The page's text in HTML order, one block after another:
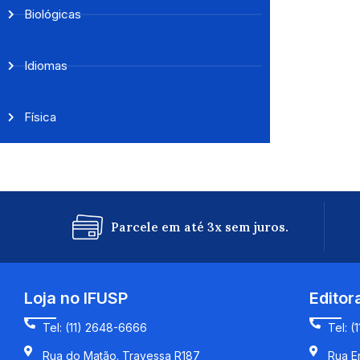
Biológicas
Idiomas
Física
Parcele em até 3x sem juros.
Loja no IFUSP
Tel: (11) 2648-6666
Rua do Matão. Travessa R187
Tel:
Rua